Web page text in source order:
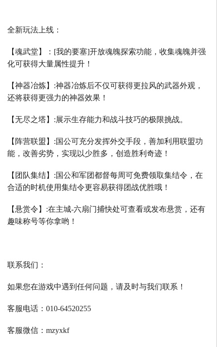
全新玩法上线：
【魂武堂】： [我的要塞]开放魂魄探索功能，收集魂魄并强
化可获得大量属性提升！
【神器冶炼】 :神器冶炼后不仅可获得更拉风的武器外观，
还将获得更强力的神器效果！
【无尽之塔】 :展示生存能力和战斗技巧的极限挑战。
【阵营联盟】 :国公可充分发挥外交手段，善加利用联盟功
能，改善劣势，实现以少胜多，创造胜利奇迹！
【团队集结】 :国公和军团都督每周可免费领取集结令，在
合适的时机使用集结令更容易获得团战优胜哦！
【悬赏令】 :在主城-六扇门捕快处可查看或发布悬赏，还有
趣味称号等你拿哟！
联系我们：
如果您在游戏中遇到任何问题，请及时与我们联系！
客服电话： 010-64520255
客服微信： mzyxkf